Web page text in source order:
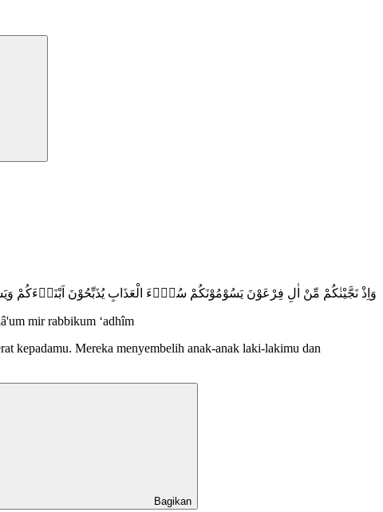
وَاِذْ نَجَّيْنٰكُمْ مِّنْ اٰلِ فِرْعَوْنَ يَسُوْمُوْنَكُمْ سُوْۤءَ الْعَذَابِ يُذَبِّحُوْنَ
mir rabbikum ‘adhîm
kepadamu. Mereka menyembelih anak-anak laki-lakimu dan
Bagikan